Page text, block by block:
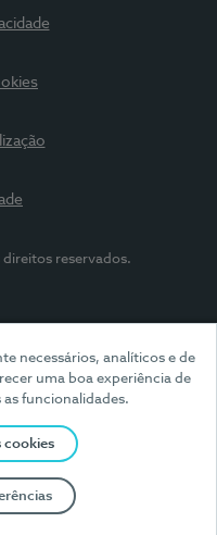
necessários, analíticos e de
uma boa experiência de
as funcionalidades.
cookies
direitos reservados.